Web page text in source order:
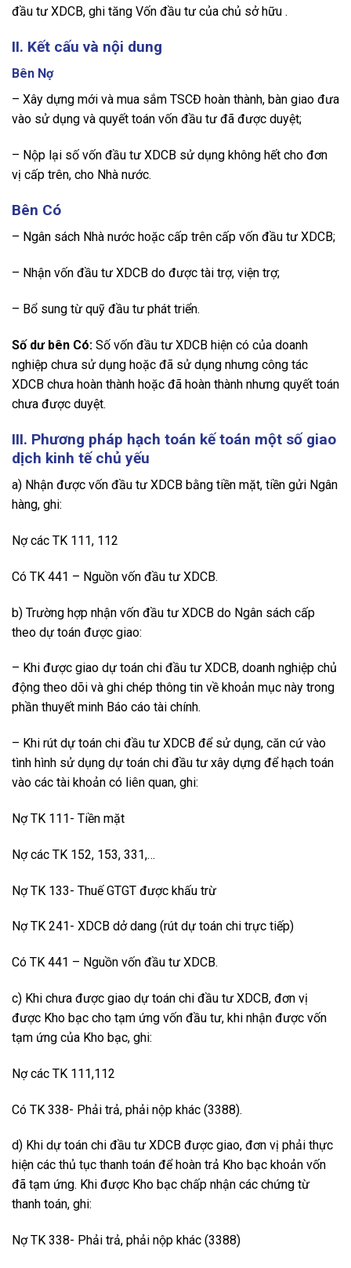
đầu tư XDCB, ghi tăng Vốn đầu tư của chủ sở hữu .
II. Kết cấu và nội dung
Bên Nợ
– Xây dựng mới và mua sắm TSCĐ hoàn thành, bàn giao đưa
vào sử dụng và quyết toán vốn đầu tư đã được duyệt;
– Nộp lại số vốn đầu tư XDCB sử dụng không hết cho đơn
vị cấp trên, cho Nhà nước.
Bên Có
– Ngân sách Nhà nước hoặc cấp trên cấp vốn đầu tư XDCB;
– Nhận vốn đầu tư XDCB do được tài trợ, viện trợ;
– Bổ sung từ quỹ đầu tư phát triển.
Số dư bên Có: Số vốn đầu tư XDCB hiện có của doanh
nghiệp chưa sử dụng hoặc đã sử dụng nhưng công tác
XDCB chưa hoàn thành hoặc đã hoàn thành nhưng quyết toán
chưa được duyệt.
III. Phương pháp hạch toán kế toán một số giao
dịch kinh tế chủ yếu
a) Nhận được vốn đầu tư XDCB bằng tiền mặt, tiền gửi Ngân
hàng, ghi:
Nợ các TK 111, 112
Có TK 441 – Nguồn vốn đầu tư XDCB.
b) Trường hợp nhận vốn đầu tư XDCB do Ngân sách cấp
theo dự toán được giao:
– Khi được giao dự toán chi đầu tư XDCB, doanh nghiệp chủ
động theo dõi và ghi chép thông tin về khoản mục này trong
phần thuyết minh Báo cáo tài chính.
– Khi rút dự toán chi đầu tư XDCB để sử dụng, căn cứ vào
tình hình sử dụng dự toán chi đầu tư xây dựng để hạch toán
vào các tài khoản có liên quan, ghi:
Nợ TK 111- Tiền mặt
Nợ các TK 152, 153, 331,…
Nợ TK 133- Thuế GTGT được khấu trừ
Nợ TK 241- XDCB dở dang (rút dự toán chi trực tiếp)
Có TK 441 – Nguồn vốn đầu tư XDCB.
c) Khi chưa được giao dự toán chi đầu tư XDCB, đơn vị
được Kho bạc cho tạm ứng vốn đầu tư, khi nhận được vốn
tạm ứng của Kho bạc, ghi:
Nợ các TK 111,112
Có TK 338- Phải trả, phải nộp khác (3388).
d) Khi dự toán chi đầu tư XDCB được giao, đơn vị phải thực
hiện các thủ tục thanh toán để hoàn trả Kho bạc khoản vốn
đã tạm ứng. Khi được Kho bạc chấp nhận các chứng từ
thanh toán, ghi:
Nợ TK 338- Phải trả, phải nộp khác (3388)